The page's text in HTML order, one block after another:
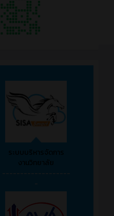
ระบบบริหารจัดการ
งานวิทยาลัย
-------------------
-